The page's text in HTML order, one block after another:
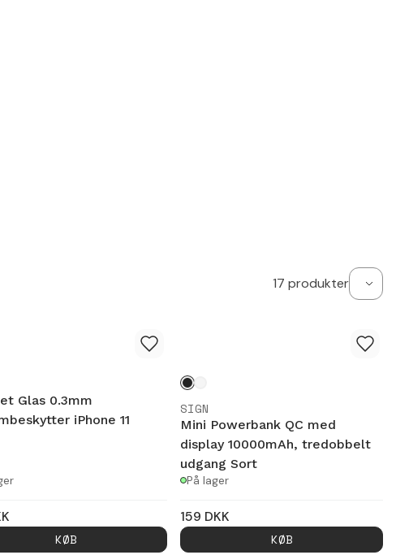
17 produkter
Glas 0.3mm
iPhone 11
KØB
SIGN
Mini Powerbank QC med
display 10000mAh, tredobbelt
udgang Sort
På lager
159 DKK
KØB